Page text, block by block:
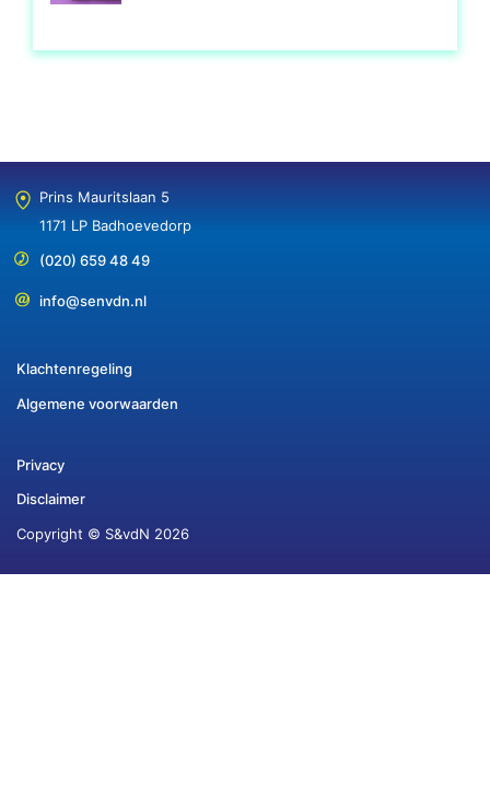
Prins Mauritslaan 5
1171 LP Badhoevedorp
(020) 659 48 49
info@senvdn.nl
Klachtenregeling
Algemene voorwaarden
Privacy
Disclaimer
Copyright © S&vdN 2026